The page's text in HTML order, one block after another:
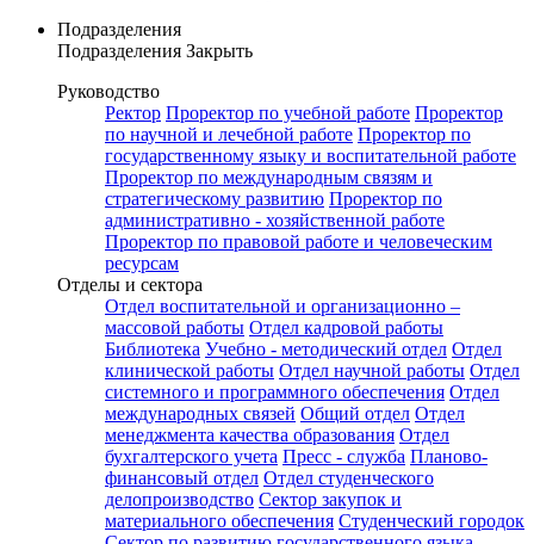
Подразделения
Подразделения Закрыть
Руководство
Ректор Проректор по учебной работе Проректор
по научной и лечебной работе Проректор по
государственному языку и воспитательной работе
Проректор по международным связям и
стратегическому развитию Проректор по
административно - хозяйственной работе
Проректор по правовой работе и человеческим
ресурсам
Отделы и сектора
Отдел воспитательной и организационно –
массовой работы Отдел кадровой работы
Библиотека Учебно - методический отдел Отдел
клинической работы Отдел научной работы Отдел
системного и программного обеспечения Отдел
международных связей Общий отдел Отдел
менеджмента качества образования Отдел
бухгалтерского учета Пресс - служба Планово-
финансовый отдел Отдел студенческого
делопроизводство Сектор закупок и
материального обеспечения Студенческий городок